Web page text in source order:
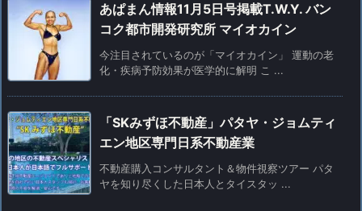
あぱまん情報11月5日号掲載T.W.Y. バン
コク都市開発研究所 マイオカイン
今注目されているのが「マイオカイン」 運動の老
化・疾病予防効果が医学的に解明 こ ...
「SKみずほ不動産」パタヤ・ジョムティ
エン地区専門日系不動産業
不動産購入コンサルタント＆物件視察ツアー パタ
ヤを知り尽くした日本人とタイスタッ ...